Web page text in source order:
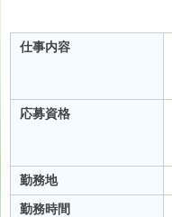
仕事内容
応募資格
勤務地
勤務時間